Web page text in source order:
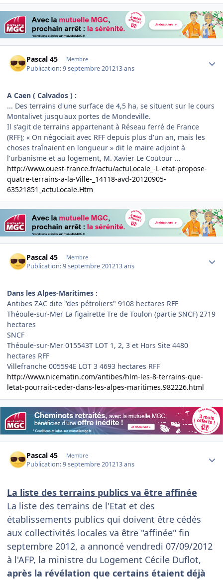
Pascal 45 Membre
Publication:9 septembre 201213 ans
A Caen ( Calvados ) :
... Des terrains d'une surface de 4,5 ha, se situent sur le cours
Montalivet jusqu'aux portes de Mondeville.
Il s'agit de terrains appartenant à Réseau ferré de France
(RFF); « On négociait avec RFF depuis plus d'un an, mais les
choses traînaient en longueur » dit le maire adjoint à
l'urbanisme et au logement, M. Xavier Le Coutour ...
http://www.ouest-france.fr/actu/actuLocale_-L-etat-propose-
quatre-terrains-a-la-Ville-_14118-avd-20120905-
63521851_actuLocale.Htm
Pascal 45 Membre
Publication:9 septembre 201213 ans
Dans les Alpes-Maritimes :
Antibes ZAC dite "des pétroliers" 9108 hectares RFF
Théoule-sur-Mer La figairette Tre de Toulon (partie SNCF) 2719
hectares
SNCF
Théoule-sur-Mer 015543T LOT 1, 2, 3 et Hors Site 4480
hectares RFF
Villefranche 005594E LOT 3 4693 hectares RFF
http://www.nicematin.com/antibes/hlm-les-8-terrains-que-
letat-pourrait-ceder-dans-les-alpes-maritimes.982226.html
Pascal 45 Membre
Publication:9 septembre 201213 ans
La liste des terrains publics va être affinée
La liste des terrains de l'Etat et des
établissements publics qui doivent être cédés
aux collectivités locales va être "affinée" fin
septembre 2012, a annoncé vendredi 07/09/2012
à l'AFP, la ministre du Logement Cécile Duflot,
après la révélation que certains étaient déjà